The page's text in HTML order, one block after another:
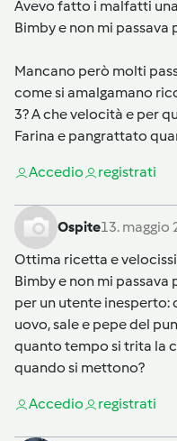
Avevo fatto i malfatti
Bimby e non mi passava
Mancano però molti
come si amalgamano
3? A che velocità e per
Farina e pangrattato
Accedio registrati
Ospite13. maggio
Ottima ricetta e
Bimby e non mi passava
per un utente inesperto:
uovo, sale e pepe del
quanto tempo si trita la
quando si mettono?
Accedio registrati